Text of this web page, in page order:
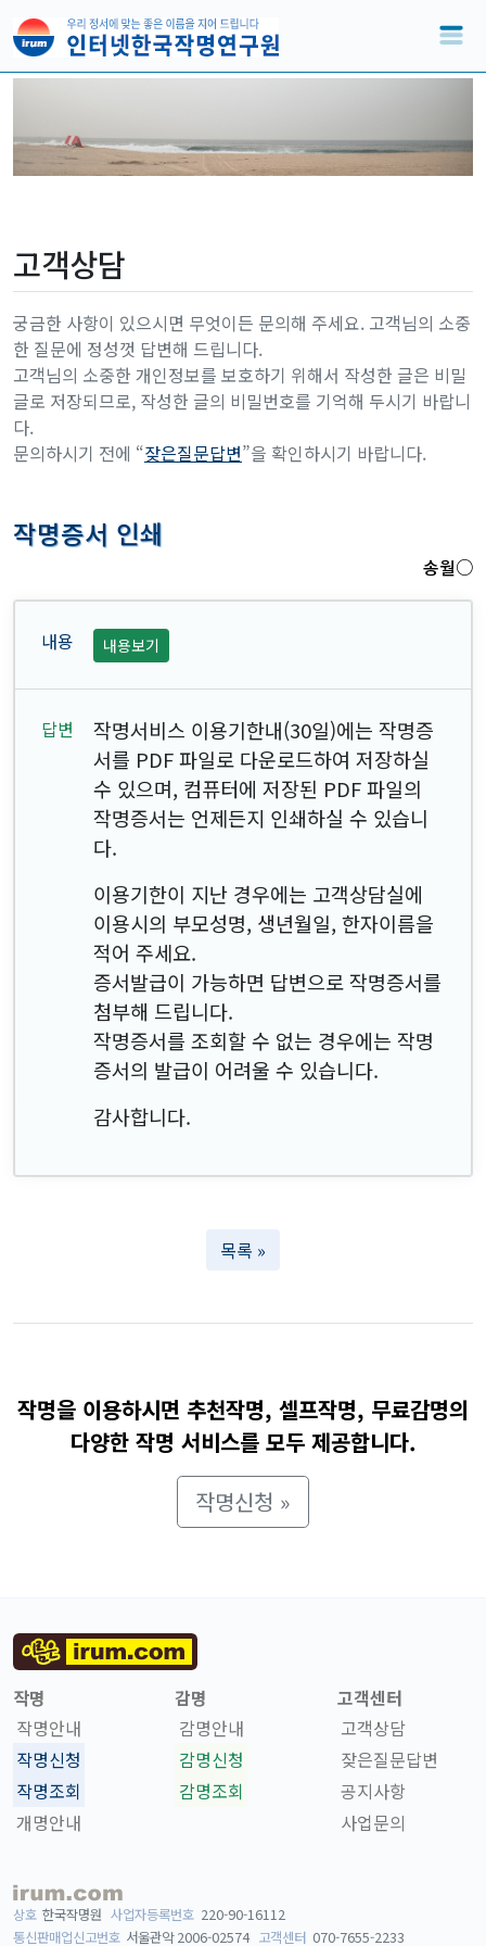
고객상담
궁금한 사항이 있으시면 무엇이든 문의해 주세요. 고객님의 소중
한 질문에 정성껏 답변해 드립니다.
고객님의 소중한 개인정보를 보호하기 위해서 작성한 글은 비밀
글로 저장되므로, 작성한 글의 비밀번호를 기억해 두시기 바랍니
다.
문의하시기 전에 “잦은질문답변”을 확인하시기 바랍니다.
작명증서 인쇄
송월○
내용보기
작명서비스 이용기한내(30일)에는 작명증
서를 PDF 파일로 다운로드하여 저장하실
수 있으며, 컴퓨터에 저장된 PDF 파일의
작명증서는 언제든지 인쇄하실 수 있습니
다.
이용기한이 지난 경우에는 고객상담실에
이용시의 부모성명, 생년월일, 한자이름을
적어 주세요.
증서발급이 가능하면 답변으로 작명증서를
첨부해 드립니다.
작명증서를 조회할 수 없는 경우에는 작명
증서의 발급이 어려울 수 있습니다.
감사합니다.
목록 »
작명을 이용하시면 추천작명, 셀프작명, 무료감명의
다양한 작명 서비스를 모두 제공합니다.
작명신청 »
작명
작명안내
작명신청
작명조회
개명안내
감명
감명안내
감명신청
감명조회
고객센터
고객상담
잦은질문답변
공지사항
사업문의
상호 한국작명원 사업자등록번호 220-90-16112
통신판매업신고번호 서울관악 2006-02574 고객센터 070-7655-2233